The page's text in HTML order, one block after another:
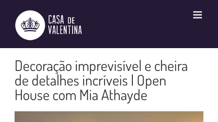
conteúdo
Decoração imprevisível e cheira
de detalhes incríveis | Open
House com Mia Athayde